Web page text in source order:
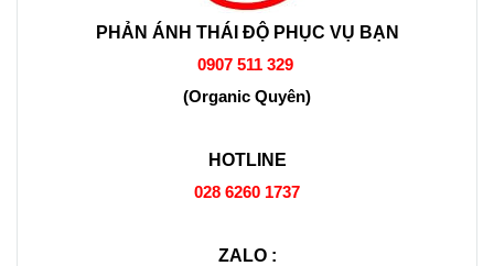
PHẢN ÁNH THÁI ĐỘ PHỤC VỤ BẠN
0907 511 329
(Organic Quyên)
HOTLINE
028 6260 1737
ZALO :